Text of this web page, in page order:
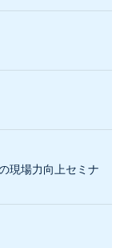
現場力向上セミナ